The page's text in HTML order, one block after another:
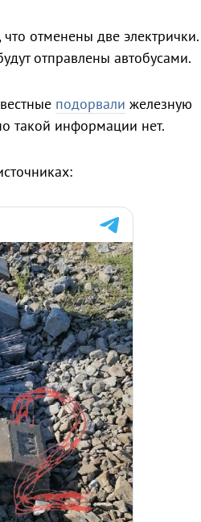
отменены две электрички.
отправлены автобусами.
подорвали железную
такой информации нет.